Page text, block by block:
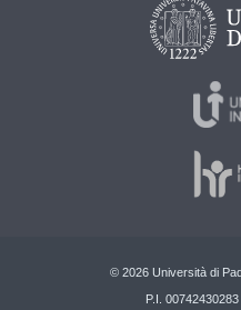
© 2026 Università di
P.I.